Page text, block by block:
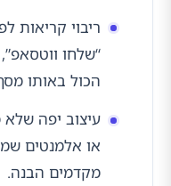
ריבוי קריאות
“שלחו
הכול באותו
עיצוב יפה
או אלמנטים
מקדמים הבנה.